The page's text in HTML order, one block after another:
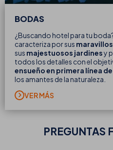
BODAS
¿Buscando hotel para tu
caracteriza por sus
sus majestuosos jardinesy
todos los detalles con el
ensueño en primera línea
los amantes de la naturaleza.
VER MÁS
PREGUNTAS